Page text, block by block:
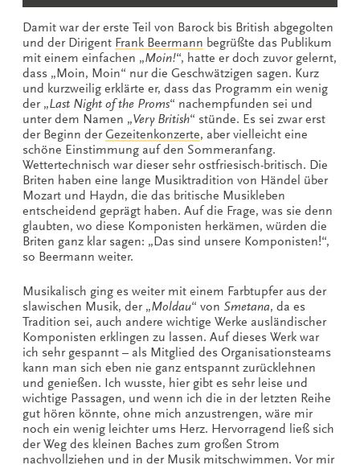
Damit war der erste Teil von Barock bis British abgegolten
und der Dirigent Frank Beermann begrüßte das Publikum
mit einem einfachen „Moin!“, hatte er doch zuvor gelernt,
dass „Moin, Moin“ nur die Geschwätzigen sagen. Kurz
und kurzweilig erklärte er, dass das Programm ein wenig
der „Last Night of the Proms“ nachempfunden sei und
unter dem Namen „Very British“ stünde. Es sei zwar erst
der Beginn derGezeitenkonzerte, aber vielleicht eine
schöne Einstimmung auf den Sommeranfang.
Wettertechnisch war dieser sehr ostfriesisch-britisch. Die
Briten haben eine lange Musiktradition von Händel über
Mozart und Haydn, die das britische Musikleben
entscheidend geprägt haben. Auf die Frage, was sie denn
glaubten, wo diese Komponisten herkämen, würden die
Briten ganz klar sagen: „Das sind unsere Komponisten!“,
so Beermann weiter.
Musikalisch ging es weiter mit einem Farbtupfer aus der
slawischen Musik, der „Moldau“ von Smetana, da es
Tradition sei, auch andere wichtige Werke ausländischer
Komponisten erklingen zu lassen. Auf dieses Werk war
ich sehr gespannt – als Mitglied des Organisationsteams
kann man sich eben nie ganz entspannt zurücklehnen
und genießen. Ich wusste, hier gibt es sehr leise und
wichtige Passagen, und wenn ich die in der letzten Reihe
gut hören könnte, ohne mich anzustrengen, wäre mir
noch ein wenig leichter ums Herz. Hervorragend ließ sich
der Weg des kleinen Baches zum großen Strom
nachvollziehen und in der Musik mitschwimmen. Vor mir